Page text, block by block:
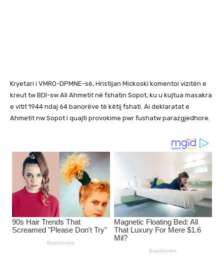
Kryetari i VMRO-DPMNE-së, Hristijan Mickoski komentoi vizitën e
kreut tw BDI-sw Ali Ahmetit në fshatin Sopot, ku u kujtua masakra
e vitit 1944 ndaj 64 banorëve të këtij fshati. Ai deklaratat e
Ahmetit nw Sopot i quajti provokime pwr fushatw parazgjedhore.